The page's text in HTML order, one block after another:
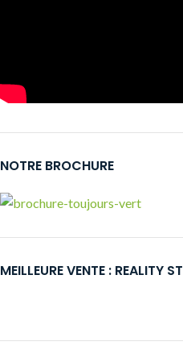
NOTRE BROCHURE
MEILLEURE VENTE : REALITY ST